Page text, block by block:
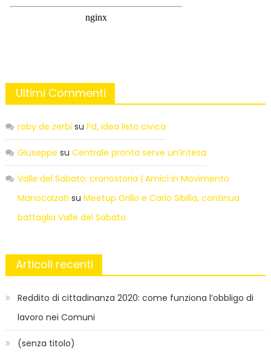
Ultimi Commenti
roby de zerbi su Pd, idea lista civica
Giuseppe su Centrale pronta serve un’intesa
Valle del Sabato: cronostoria | Amici in Movimento
Manocalzati su Meetup Grillo e Carlo Sibilia, continua
battaglia Valle del Sabato
Articoli recenti
Reddito di cittadinanza 2020: come funziona l’obbligo di
lavoro nei Comuni
(senza titolo)